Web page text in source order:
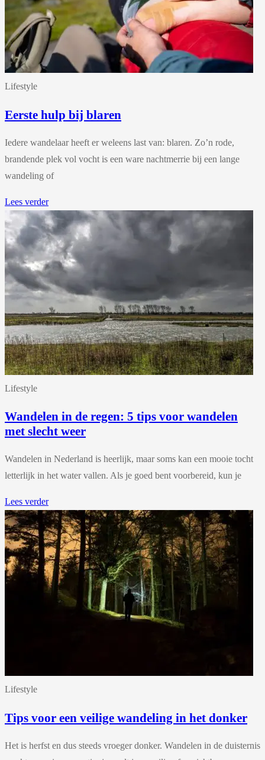
Lifestyle
Eerste hulp bij blaren
Iedere wandelaar heeft er weleens last van: blaren. Zo’n rode,
brandende plek vol vocht is een ware nachtmerrie bij een lange
wandeling of
Lees verder
Lifestyle
Wandelen in de regen: 5 tips voor wandelen
met slecht weer
Wandelen in Nederland is heerlijk, maar soms kan een mooie tocht
letterlijk in het water vallen. Als je goed bent voorbereid, kun je
Lees verder
Lifestyle
Tips voor een veilige wandeling in het donker
Het is herfst en dus steeds vroeger donker. Wandelen in de duisternis